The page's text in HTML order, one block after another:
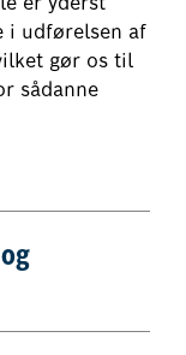
i udførelsen af
gør os til
sådanne